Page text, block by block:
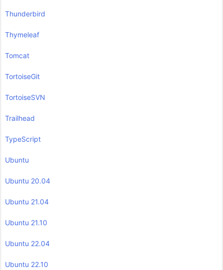
Thunderbird
Thymeleaf
Tomcat
TortoiseGit
TortoiseSVN
Trailhead
TypeScript
Ubuntu
Ubuntu 20.04
Ubuntu 21.04
Ubuntu 21.10
Ubuntu 22.04
Ubuntu 22.10